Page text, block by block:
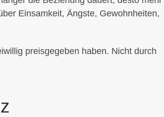
Einsamkeit, Ängste, Gewohnheiten,
preisgegeben haben. Nicht durch